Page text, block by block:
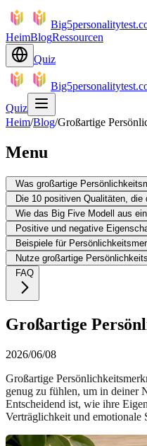
HeimBlogRessourcen
Quiz
Quiz
Heim/Blog/Großartige
Menu
Was großartige
Die 10 positiven Qualitäten,
Wie das Big Five Modell aus
Positive und negative
Beispiele für
Nutze großartige
FAQ
Großartige
2026/06/08
Großartige
genug zu fühlen, um in deiner
Entscheidend ist, wie ihre
Verträglichkeit und emotionale